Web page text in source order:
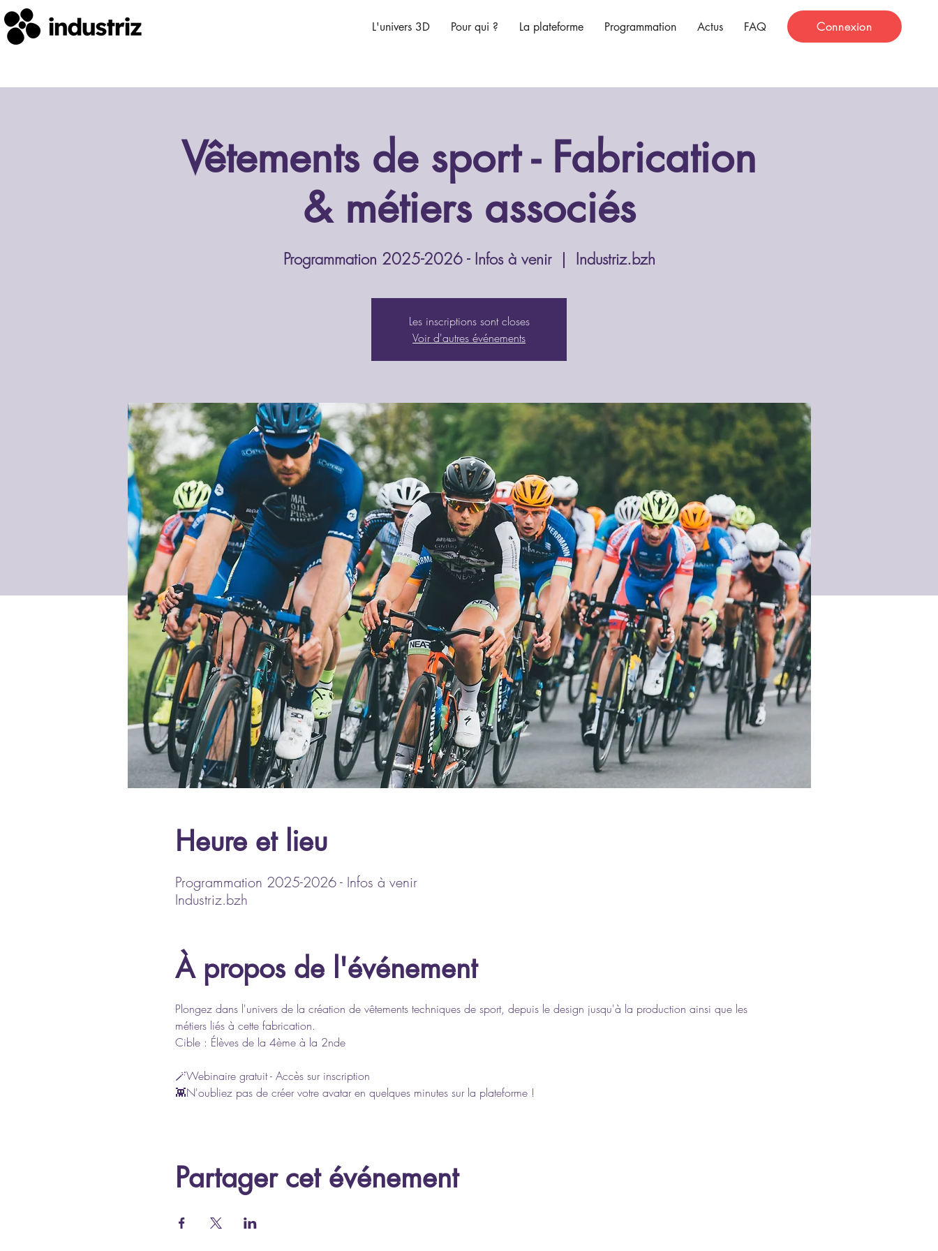
L'univers 3D Pour qui ? La plateforme Programmation Actus FAQ Connexion
Vêtements de sport - Fabrication
& métiers associés​
Programmation 2025-2026 - Infos à venir
  |
Industriz.bzh
Les inscriptions sont closes
Voir d'autres événements
Heure et lieu
Programmation 2025-2026 - Infos à venir
Industriz.bzh
À propos de l'événement
Plongez dans l'univers de la création de vêtements techniques de sport, depuis le design jusqu'à la production ainsi que les
métiers liés à cette fabrication.
Cible : Élèves de la 4ème à la 2nde
🪄Webinaire gratuit - Accès sur inscription
👾N'oubliez pas de créer votre avatar en quelques minutes sur la plateforme !
Partager cet événement